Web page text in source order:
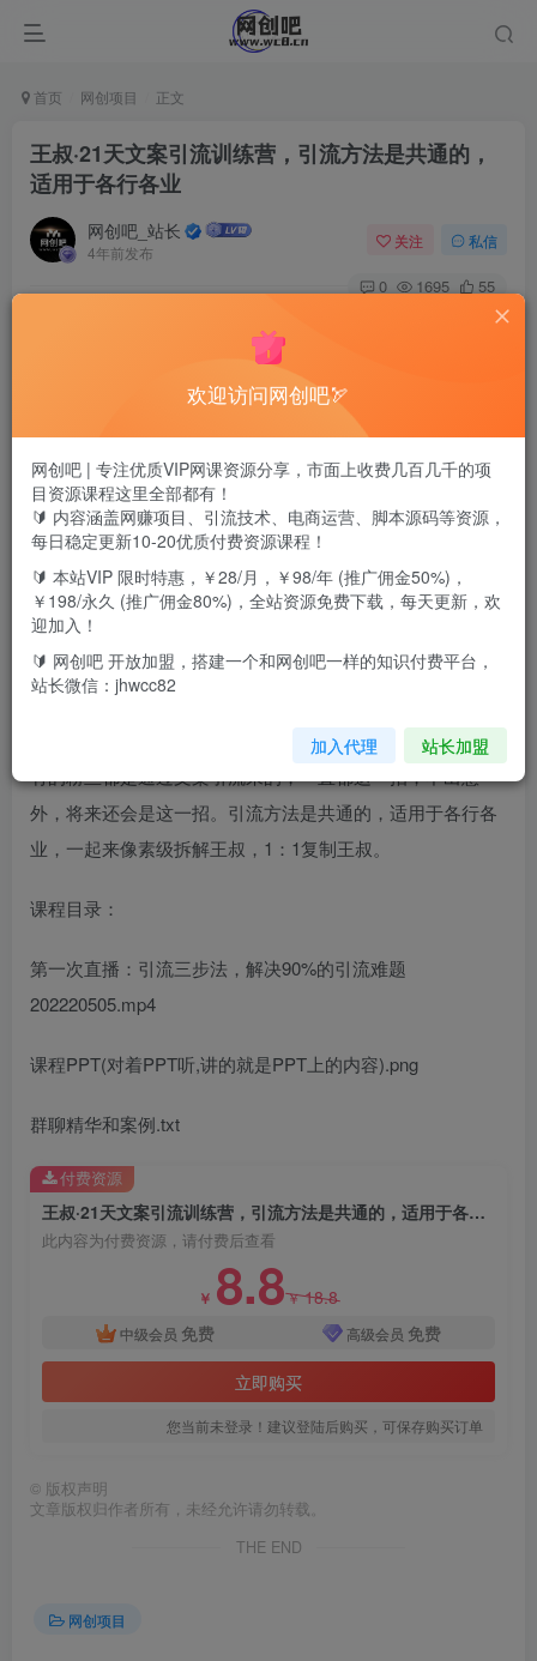
首页 网创项目 正文
王叔·21天文案引流训练营，引流方法是共通的，
适用于各行各业
网创吧_站长
4年前发布
关注 私信
0 1695 55
王叔·21天文案引流训练营，引流方法是共通的，适用于各行
课程介绍：
课程来自王叔的21天文案引流训练营，价值299元。王叔所
有的粉丝都是通过文案引流来的，一直都这一招，不出意
外，将来还会是这一招。引流方法是共通的，适用于各行各
业，一起来像素级拆解王叔，1：1复制王叔。
课程目录：
第一次直播：引流三步法，解决90%的引流难题
202220505.mp4
课程PPT(对着PPT听,讲的就是PPT上的内容).png
群聊精华和案例.txt
王叔·21天文案引流训练营，引流方法是共通的，适用于各行各业
此内容为付费资源，请付费后查看
￥ 8.8￥18.8
中级会员 免费 高级会员 免费
立即购买
您当前未登录！建议登陆后购买，可保存购买订单
付费资源
© 版权声明
文章版权归作者所有，未经允许请勿转载。
THE END
网创项目
欢迎访问网创吧🏹
网创吧 | 专注优质VIP网课资源分享，市面上收费几百几千的项
目资源课程这里全部都有！
🔰 内容涵盖网赚项目、引流技术、电商运营、脚本源码等资源，
每日稳定更新10-20优质付费资源课程！
🔰 本站VIP 限时特惠，￥28/月，￥98/年 (推广佣金50%)，
￥198/永久 (推广佣金80%)，全站资源免费下载，每天更新，欢
迎加入！
🔰 网创吧 开放加盟，搭建一个和网创吧一样的知识付费平台，
站长微信：jhwcc82
加入代理 站长加盟